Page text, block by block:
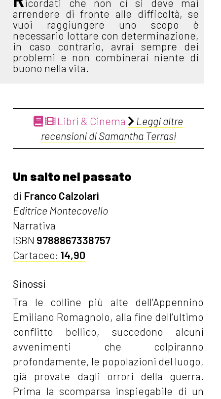
icordati che non ci si deve mai
arrendere di fronte alle difficoltà, se
vuoi raggiungere uno scopo è
necessario lottare con determinazione,
in caso contrario, avrai sempre dei
problemi e non combinerai niente di
buono nella vita.
Libri & Cinema
Leggi altre
recensioni di Samantha Terrasi
Un salto nel passato
di Franco Calzolari
Editrice Montecovello
Narrativa
ISBN 9788867338757
Cartaceo:14,90
Sinossi
Tra le colline più alte dell’Appennino
Emiliano Romagnolo, alla fine dell’ultimo
conflitto bellico, succedono alcuni
avvenimenti che colpiranno
profondamente, le popolazioni del luogo,
già provate dagli orrori della guerra.
Prima la scomparsa inspiegabile di un